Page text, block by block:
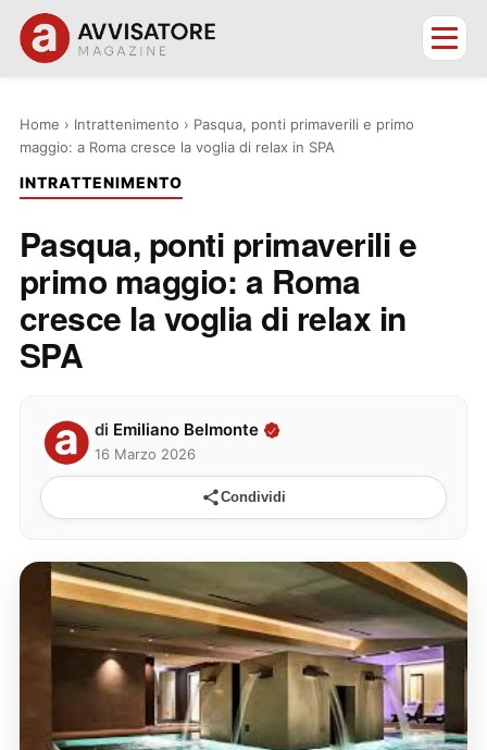
Home › Intrattenimento › Pasqua, ponti primaverili e primo
maggio: a Roma cresce la voglia di relax in SPA
INTRATTENIMENTO
Pasqua, ponti primaverili e
primo maggio: a Roma
cresce la voglia di relax in
SPA
di Emiliano Belmonte
16 Marzo 2026
Condividi